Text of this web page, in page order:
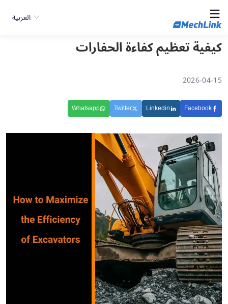
العربية
كيفية تعظيم كفاءة الحفارات
2026-04-15
Facebook
Linkedin
Twitter
Whatsapp